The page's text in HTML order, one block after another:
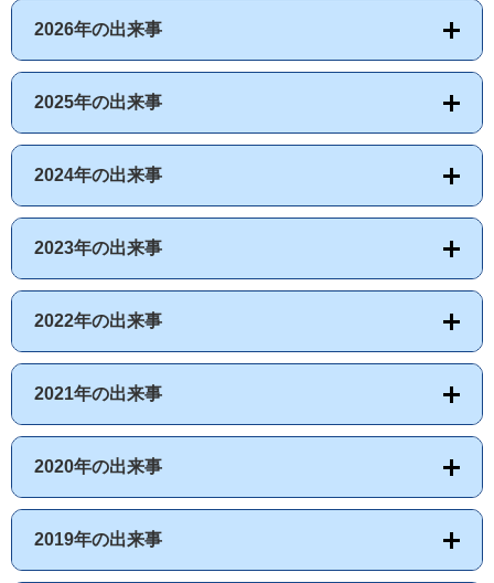
2026年の出来事
2025年の出来事
2024年の出来事
2023年の出来事
2022年の出来事
2021年の出来事
2020年の出来事
2019年の出来事